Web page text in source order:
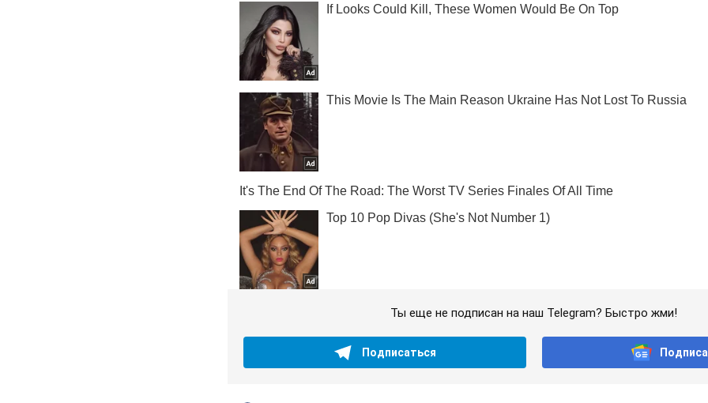
Ты еще не подписан на наш Telegram? Быстро жми!
Подписаться